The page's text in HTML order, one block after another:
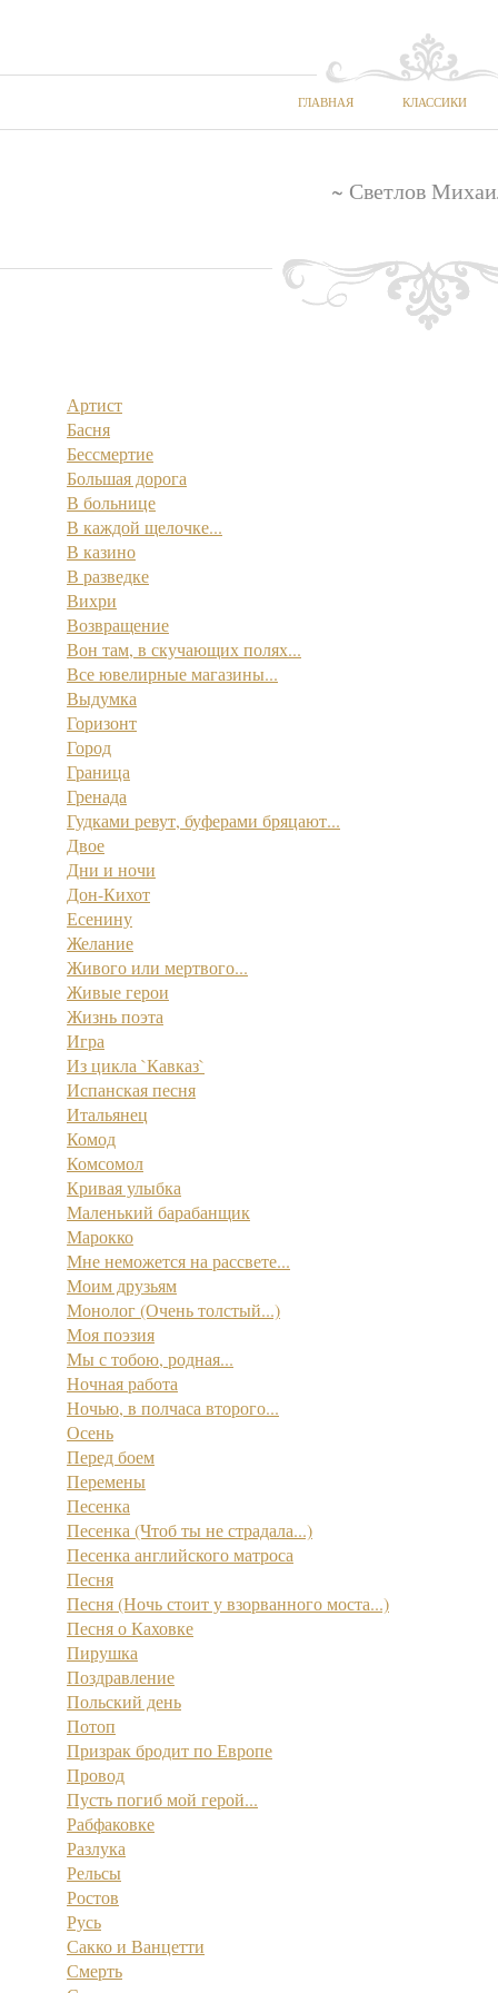
ГЛАВНАЯ КЛАССИКИ
~ Светлов
Артист
Басня
Бессмертие
Большая дорога
В больнице
В каждой щелочке...
В казино
В разведке
Вихри
Возвращение
Вон там, в скучающих полях...
Все ювелирные магазины...
Выдумка
Горизонт
Город
Граница
Гренада
Гудками ревут, буферами бряцают...
Двое
Дни и ночи
Дон-Кихот
Есенину
Желание
Живого или мертвого...
Живые герои
Жизнь поэта
Игра
Из цикла `Кавказ`
Испанская песня
Итальянец
Комод
Комсомол
Кривая улыбка
Маленький барабанщик
Марокко
Мне неможется на рассвете...
Моим друзьям
Монолог (Очень толстый...)
Моя поэзия
Мы с тобою, родная...
Ночная работа
Ночью, в полчаса второго...
Осень
Перед боем
Перемены
Песенка
Песенка (Чтоб ты не страдала...)
Песенка английского матроса
Песня
Песня (Ночь стоит у взорванного моста...)
Песня о Каховке
Пирушка
Поздравление
Польский день
Потоп
Призрак бродит по Европе
Провод
Пусть погиб мой герой...
Рабфаковке
Разлука
Рельсы
Ростов
Русь
Сакко и Ванцетти
Смерть